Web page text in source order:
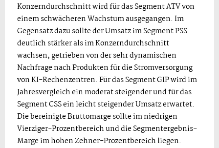
Konzerndurchschnitt wird für das Segment ATV von
einem schwächeren Wachstum ausgegangen. Im
Gegensatz dazu sollte der Umsatz im Segment PSS
deutlich stärker als im Konzerndurchschnitt
wachsen, getrieben von der sehr dynamischen
Nachfrage nach Produkten für die Stromversorgung
von KI-Rechenzentren. Für das Segment GIP wird im
Jahresvergleich ein moderat steigender und für das
Segment CSS ein leicht steigender Umsatz erwartet.
Die bereinigte Bruttomarge sollte im niedrigen
Vierziger-Prozentbereich und die Segmentergebnis-
Marge im hohen Zehner-Prozentbereich liegen.